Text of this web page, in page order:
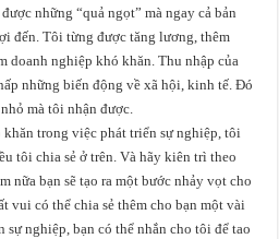
những “quả ngọt” mà ngay cả bản
đến. Tôi từng được tăng lương, thêm
doanh nghiệp khó khăn. Thu nhập của
những biến động về xã hội, kinh tế. Đó
mà tôi nhận được.
khăn trong việc phát triển sự nghiệp, tôi
tôi chia sẻ ở trên. Và hãy kiên trì theo
nữa bạn sẽ tạo ra một bước nhảy vọt cho
vui có thể chia sẻ thêm cho bạn một vài
nghiệp, bạn có thể nhắn cho tôi để tao